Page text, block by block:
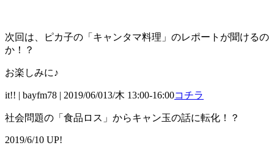
次回は、ピカ子の「キャンタマ料理」のレポートが聞けるの
か！？
お楽しみに♪
it!! | bayfm78 | 2019/06/013/木 13:00-16:00コチラ
社会問題の「食品ロス」からキャン玉の話に転化！？
2019/6/10 UP!